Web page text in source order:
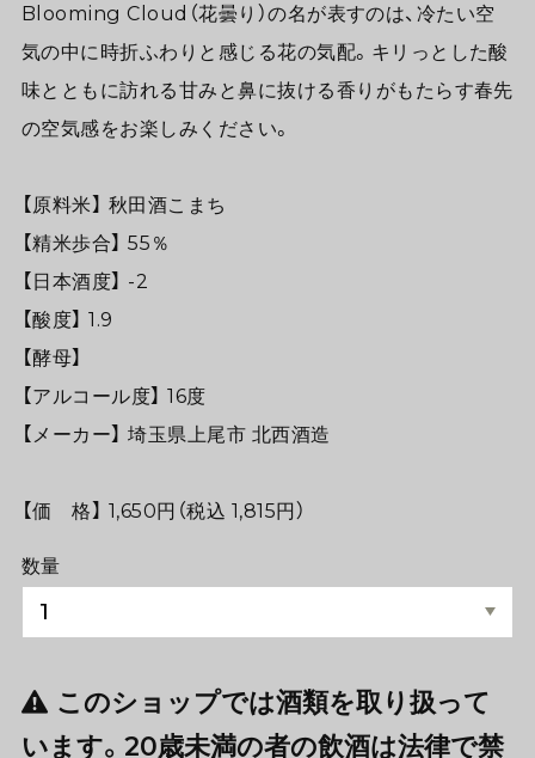
Blooming Cloud（花曇り）の名が表すのは、冷たい空
気の中に時折ふわりと感じる花の気配。キリっとした酸
味とともに訪れる甘みと鼻に抜ける香りがもたらす春先
の空気感をお楽しみください。
【原料米】 秋田酒こまち
【精米歩合】 55％
【日本酒度】 -2
【酸度】 1.9
【酵母】
【アルコール度】 16度
【メーカー】 埼玉県上尾市 北西酒造
【価 格】 1,650円（税込 1,815円）
数量
このショップでは酒類を取り扱って
います。20歳未満の者の飲酒は法律で禁